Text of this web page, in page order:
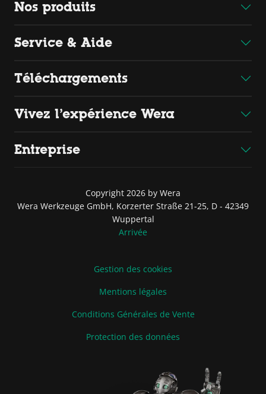
Nos produits
Service & Aide
Téléchargements
Vivez l’expérience Wera
Entreprise
Copyright 2026 by Wera
Wera Werkzeuge GmbH, Korzerter Straße 21-25, D - 42349
Wuppertal
Arrivée
Gestion des cookies
Mentions légales
Conditions Générales de Vente
Protection des données